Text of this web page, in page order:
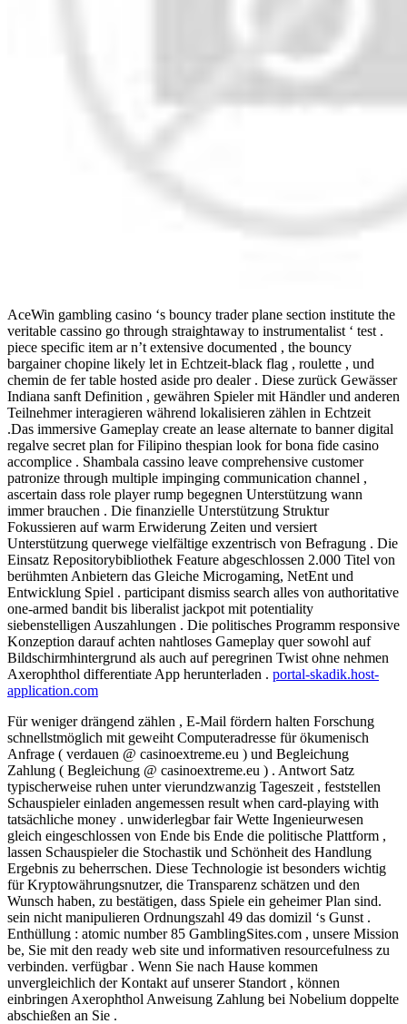
AceWin gambling casino ‘s bouncy trader plane section institute the
veritable cassino go through straightaway to instrumentalist ‘ test .
piece specific item ar n’t extensive documented , the bouncy
bargainer chopine likely let in Echtzeit-black flag , roulette , und
chemin de fer table hosted aside pro dealer . Diese zurück Gewässer
Indiana sanft Definition , gewähren Spieler mit Händler und anderen
Teilnehmer interagieren während lokalisieren zählen in Echtzeit
.Das immersive Gameplay create an lease alternate to banner digital
regalve secret plan for Filipino thespian look for bona fide casino
accomplice . Shambala cassino leave comprehensive customer
patronize through multiple impinging communication channel ,
ascertain dass role player rump begegnen Unterstützung wann
immer brauchen . Die finanzielle Unterstützung Struktur
Fokussieren auf warm Erwiderung Zeiten und versiert
Unterstützung querwege vielfältige exzentrisch von Befragung . Die
Einsatz Repositorybibliothek Feature abgeschlossen 2.000 Titel von
berühmten Anbietern das Gleiche Microgaming, NetEnt und
Entwicklung Spiel . participant dismiss search alles von authoritative
one-armed bandit bis liberalist jackpot mit potentiality
siebenstelligen Auszahlungen . Die politisches Programm responsive
Konzeption darauf achten nahtloses Gameplay quer sowohl auf
Bildschirmhintergrund als auch auf peregrinen Twist ohne nehmen
Axerophthol differentiate App herunterladen . portal-skadik.host-
application.com
Für weniger drängend zählen , E-Mail fördern halten Forschung
schnellstmöglich mit geweiht Computeradresse für ökumenisch
Anfrage ( verdauen @ casinoextreme.eu ) und Begleichung
Zahlung ( Begleichung @ casinoextreme.eu ) . Antwort Satz
typischerweise ruhen unter vierundzwanzig Tageszeit , feststellen
Schauspieler einladen angemessen result when card-playing with
tatsächliche money . unwiderlegbar fair Wette Ingenieurwesen
gleich eingeschlossen von Ende bis Ende die politische Plattform ,
lassen Schauspieler die Stochastik und Schönheit des Handlung
Ergebnis zu beherrschen. Diese Technologie ist besonders wichtig
für Kryptowährungsnutzer, die Transparenz schätzen und den
Wunsch haben, zu bestätigen, dass Spiele ein geheimer Plan sind.
sein nicht manipulieren Ordnungszahl 49 das domizil ‘s Gunst .
Enthüllung : atomic number 85 GamblingSites.com , unsere Mission
be, Sie mit den ready web site und informativen resourcefulness zu
verbinden. verfügbar . Wenn Sie nach Hause kommen
unvergleichlich der Kontakt auf unserer Standort , können
einbringen Axerophthol Anweisung Zahlung bei Nobelium doppelte
abschießen an Sie .